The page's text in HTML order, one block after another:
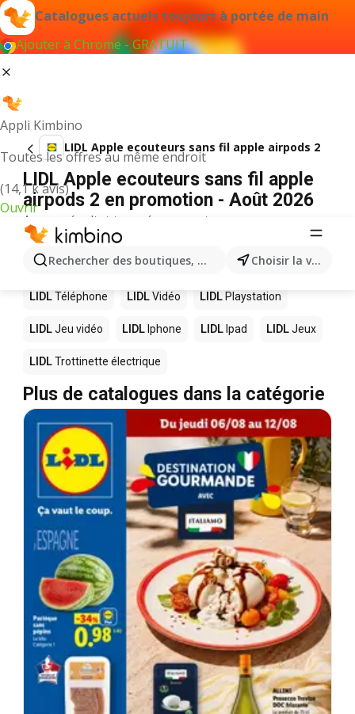
Catalogues actuels toujours à portée de main
Ajouter à Chrome - GRATUIT
Appli Kimbino
Toutes les offres au même endroit
(14,1 k avis)
Ouvrir
Rechercher des boutiques, des catégories, des Choisir la ville
LIDL Apple ecouteurs sans fil apple airpods 2
LIDL Apple ecouteurs sans fil apple
airpods 2 en promotion - Août 2026
Aucun résultat trouvé pour ce terme.
D’autres produits dans les magasins
LIDL
LIDLTéléphone LIDLVidéo LIDL Playstation
LIDLJeu vidéo LIDL Iphone LIDL Ipad LIDLJeux
LIDLTrottinette électrique
Plus de catalogues dans la catégorie